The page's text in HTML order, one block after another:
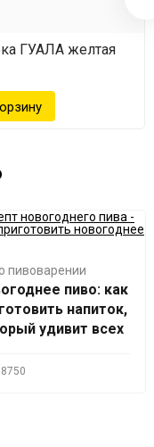
ГУАЛА желтая
пивоварении
пиво: как
напиток,
удивит всех